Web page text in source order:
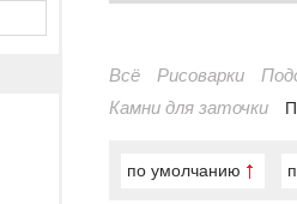
Всё Рисоварки
Камни для заточки
по умолчанию